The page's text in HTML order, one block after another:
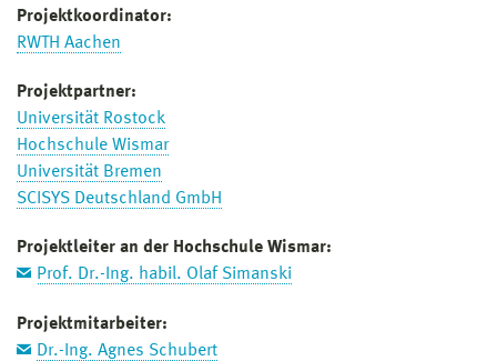
Projektkoordinator:
RWTH Aachen
Projektpartner:
Universität Rostock
Hochschule Wismar
Universität Bremen
SCISYS Deutschland GmbH
Projektleiter an der Hochschule Wismar:
Prof. Dr.-Ing. habil. Olaf Simanski
Projektmitarbeiter:
Dr.-Ing. Agnes Schubert